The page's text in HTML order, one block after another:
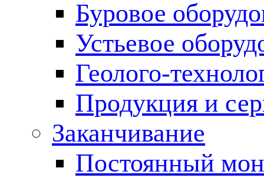
Буровое
Устьевое
Геолого-
Продукция и
Заканчивание
Постоянный